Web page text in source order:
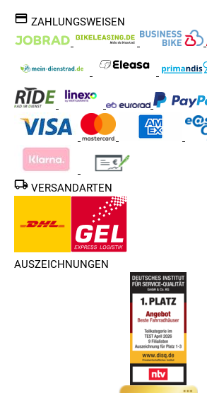
ZAHLUNGSWEISEN
VERSANDARTEN
AUSZEICHNUNGEN